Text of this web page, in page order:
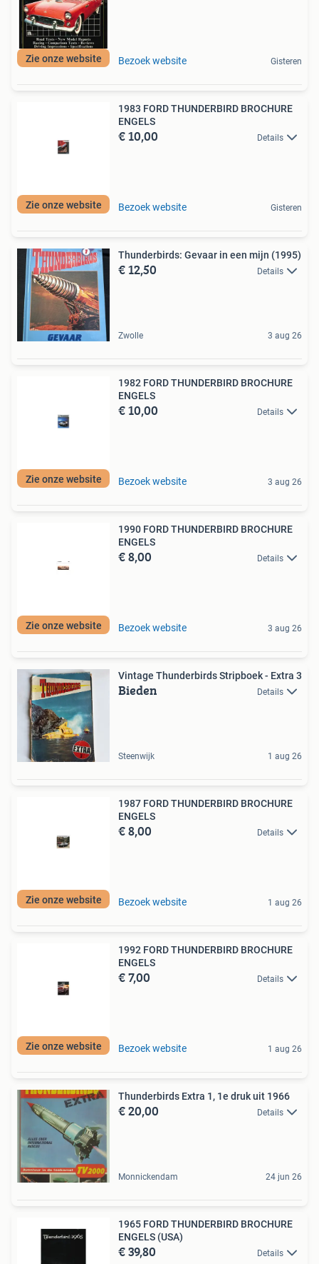
Zie onze website Bezoek website Gisteren
Zie onze website
1983 FORD THUNDERBIRD BROCHURE
ENGELS
€ 10,00 Details
Bezoek website Gisteren
Thunderbirds: Gevaar in een mijn (1995)
€ 12,50 Details
Zwolle 3 aug 26
Zie onze website
1982 FORD THUNDERBIRD BROCHURE
ENGELS
€ 10,00 Details
Bezoek website 3 aug 26
Zie onze website
1990 FORD THUNDERBIRD BROCHURE
ENGELS
€ 8,00 Details
Bezoek website 3 aug 26
Vintage Thunderbirds Stripboek - Extra 3
Bieden Details
Steenwijk 1 aug 26
Zie onze website
1987 FORD THUNDERBIRD BROCHURE
ENGELS
€ 8,00 Details
Bezoek website 1 aug 26
Zie onze website
1992 FORD THUNDERBIRD BROCHURE
ENGELS
€ 7,00 Details
Bezoek website 1 aug 26
Thunderbirds Extra 1, 1e druk uit 1966
€ 20,00 Details
Monnickendam 24 jun 26
1965 FORD THUNDERBIRD BROCHURE
ENGELS (USA)
€ 39,80 Details